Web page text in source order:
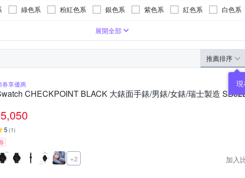
TROMSO TO-FU WIDE VIEW 其他品牌
綠色系 粉紅色系 銀色系 紫色系 紅色系 白色系
卡其色系
綠色系
金色系
礦物玻璃 塑膠玻璃(RESIN GLASS)
皮革錶帶
咖啡色系
展開全部
推薦排序
券享優惠
CHECKPOINT BLACK 大錶面手錶/男錶/女錶/瑞士製造
5,050
5 (1)
+2 加入